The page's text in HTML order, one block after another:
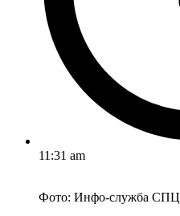
11:31 am
Фото: Инфо-служба СПЦ